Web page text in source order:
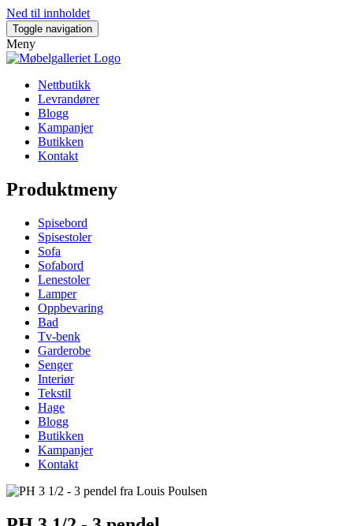
Ned til innholdet
Toggle navigation
Meny
Nettbutikk
Levrandører
Blogg
Kampanjer
Butikken
Kontakt
Produktmeny
Spisebord
Spisestoler
Sofa
Sofabord
Lenestoler
Lamper
Oppbevaring
Bad
Tv-benk
Garderobe
Senger
Interiør
Tekstil
Hage
Blogg
Butikken
Kampanjer
Kontakt